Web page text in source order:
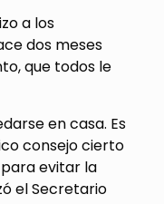
a los
dos meses
que todos le
en casa. Es
consejo cierto
evitar la
el Secretario